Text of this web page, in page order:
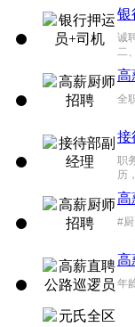
银
诚
二
高
全
接
职
历
高
#
高
年